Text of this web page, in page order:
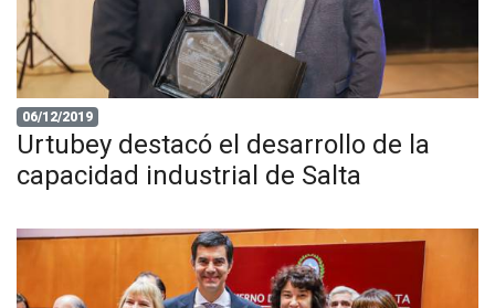
06/12/2019
Urtubey destacó el desarrollo de la
capacidad industrial de Salta